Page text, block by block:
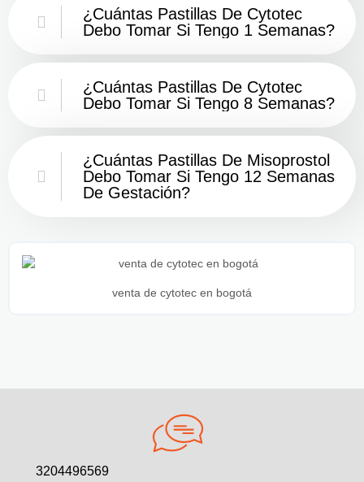
¿Cuántas Pastillas De Cytotec
Debo Tomar Si Tengo 1 Semanas?
¿Cuántas Pastillas De Cytotec
Debo Tomar Si Tengo 8 Semanas?
¿Cuántas Pastillas De Misoprostol
Debo Tomar Si Tengo 12 Semanas
De Gestación?
venta de cytotec en bogotá
3204496569